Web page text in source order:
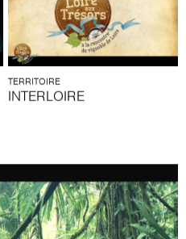
TERRITOIRE
INTERLOIRE